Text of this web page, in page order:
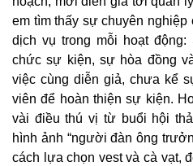
em tìm thấy sự chuyên
dịch vụ trong mỗi hoạt
chức sự kiện, sự hòa đồng
việc cùng diễn giả, chưa kể
viên để hoàn thiện sự kiện.
vài điều thú vị từ buổi hội
hình ảnh “người đàn ông
cách lựa chọn vest và cà vạt,